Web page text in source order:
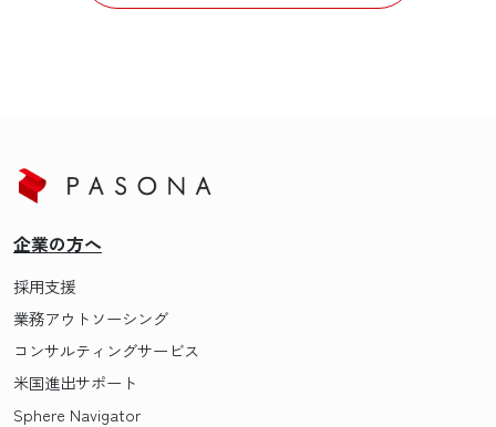
企業の方へ
採用支援
業務アウトソーシング
コンサルティングサービス
米国進出サポート
Sphere Navigator